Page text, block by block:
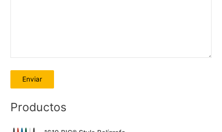
A
t
Productos